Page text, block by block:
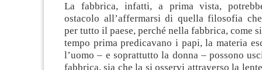
La fabbrica, infatti, a prima vista,
ostacolo all’affermarsi di quella filosofia
per tutto il paese, perché nella fabbrica, come
tempo prima predicavano i papi, la materia
l’uomo – e soprattutto la donna – possono
fabbrica, sia che la si osservi attraverso la